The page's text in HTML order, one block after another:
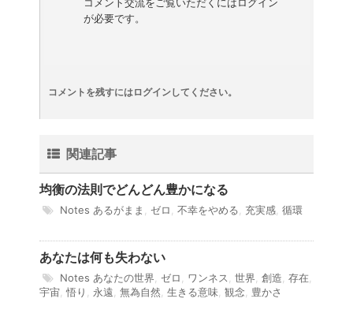
が必要です。
コメントを残すにはログインしてください。
関連記事
均衡の法則でどんどん豊かになる
Notes あるがまま ゼロ 不幸をやめる 充実感 循環
あなたは何も失わない
Notes あなたの世界 ゼロ ワンネス 世界 創造 存在
宇宙 悟り 永遠 無為自然 生きる意味 観念 豊かさ